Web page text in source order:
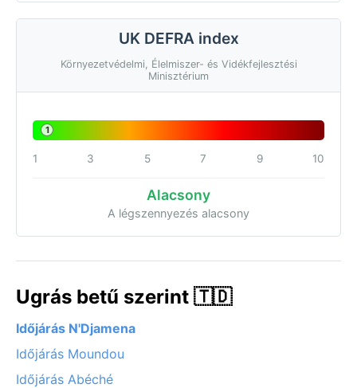
UK DEFRA index
Környezetvédelmi, Élelmiszer- és Vidékfejlesztési
Minisztérium
1
1 3 5 7 9 10
Alacsony
A légszennyezés alacsony
Ugrás betű szerint 🇹🇩
Időjárás N'Djamena
Időjárás Moundou
Időjárás Abéché